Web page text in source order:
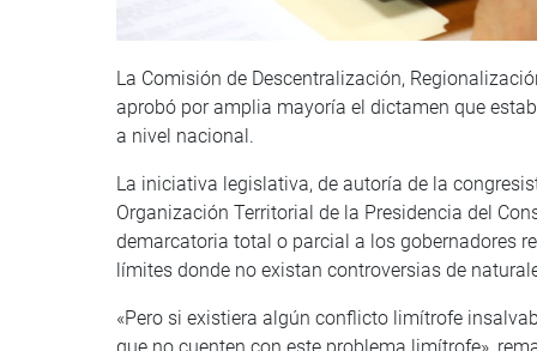
La Comisión de Descentralización,
aprobó por amplia mayoría el dictamen que
a nivel nacional.
La iniciativa legislativa, de autoría de la
Organización Territorial de la Presidencia del
demarcatoria total o parcial a los gobernadores
límites donde no existan controversias de
«Pero si existiera algún conflicto limítrofe